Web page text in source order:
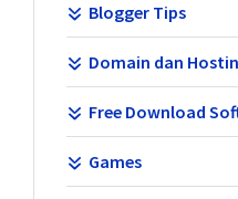
Blogger Tips
Domain dan
Free Download
Games